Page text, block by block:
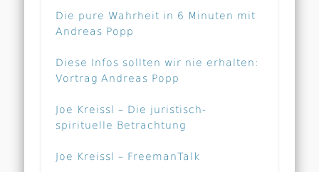
Die pure Wahrheit in 6 Minuten mit
Andreas Popp
Diese Infos sollten wir nie erhalten:
Vortrag Andreas Popp
Joe Kreissl – Die juristisch-
spirituelle Betrachtung
Joe Kreissl – FreemanTalk